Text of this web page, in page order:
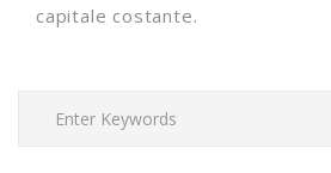
capitale costante.